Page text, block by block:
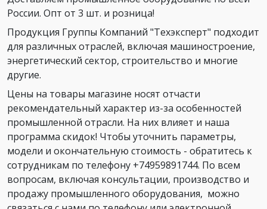
России. Опт от 3 шт. и розница!
Продукция Группы Компаний "Техэксперт" подходит
для различных отраслей, включая машиностроение,
энергетический сектор, строительство и многие
другие.
Цены на товары магазине носят отчасти
рекомендательный характер из-за особенностей
промышленной отрасли. На них влияет и наша
программа скидок! Чтобы уточнить параметры,
модели и окончательную стоимость - обратитесь к
сотрудникам по телефону +74959891744. По всем
вопросам, включая консультации, производство и
продажу промышленного оборудования, можно